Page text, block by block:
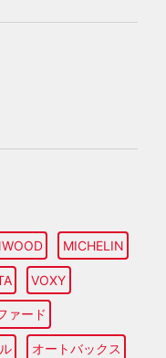
MICHELIN
VOXY
ァード
オートバックス